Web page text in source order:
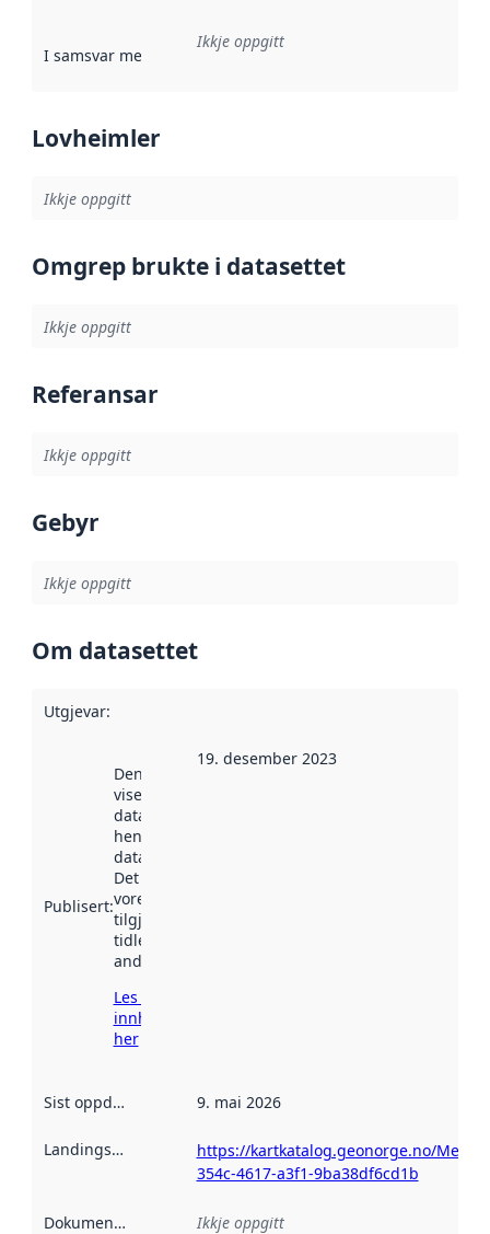
I samsvar med Referanse til ei implementeringsregel eller
Ikkje oppgitt
Lovheimler
Ikkje oppgitt
Omgrep brukte i datasettet
Ikkje oppgitt
Referansar
Ikkje oppgitt
Gebyr
Ikkje oppgitt
Om datasettet
Utgjevar:
Publisert:
Denne datoen
viser når
datasettet vart
henta inn av
data.norge.no.
Det kan ha
vore
tilgjengeleg
tidlegare
andre stader.
Les meir om
innhenting
her
19. desember 2023
Sist oppdatert 9. mai 2026
Landingsside
https://kartkatalog.geonorge.no/
354c-4617-a3f1-9ba38df6cd1b
Dokumentasjon Ikkje oppgitt